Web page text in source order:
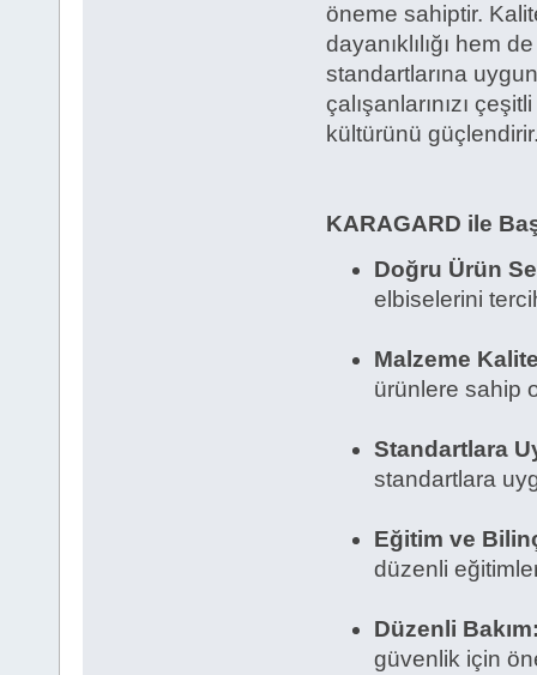
öneme sahiptir.
dayanıklılığı hem
standartlarına
çalışanlarınızı
kültürünü
KARAGARD ile
Doğru Ürün
elbiselerini
Malzeme
ürünlere sahip
Standartlara
standartlara
Eğitim ve
düzenli
Düzenli
güvenlik için